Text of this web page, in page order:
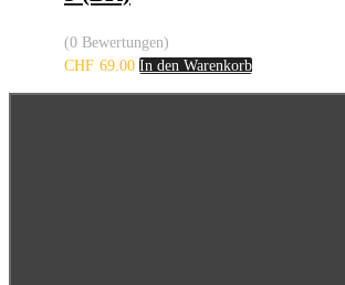
(0 Bewertungen)
CHF 69.00 In den Warenkorb